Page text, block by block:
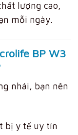
lượng cao,
mỗi ngày.
BP W3
nhái, bạn nên
bị y tế uy tín